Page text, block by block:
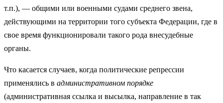
т.п.), — общими или военными судами среднего звена,
действующими на территории того субъекта Федерации, где в
свое время функционировали такого рода внесудебные
органы.
Что касается случаев, когда политические репрессии
применялись в ад­министративном порядке
(административная ссылка и высылка, направле­ние в так